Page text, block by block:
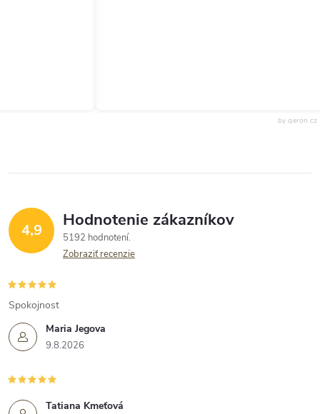
by qeron.cz
4,9 Hodnotenie zákazníkov
5192 hodnotení
Zobraziť recenzie
Maria Jegova
9.8.2026
Spokojnost
Tatiana Kmeťová